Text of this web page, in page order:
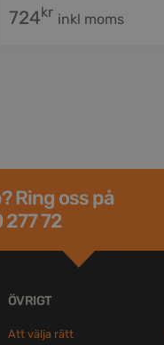
724kr inkl moms
Ring oss på
72
ÖVRIGT
Att välja rätt